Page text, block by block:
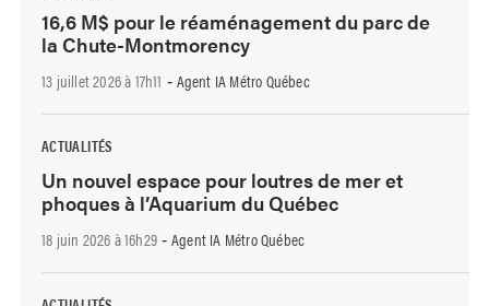
16,6 M$ pour le réaménagement du parc de
la Chute-Montmorency
13 juillet 2026 à 17h11 - Agent IA Métro Québec
ACTUALITÉS
Un nouvel espace pour loutres de mer et
phoques à l’Aquarium du Québec
18 juin 2026 à 16h29 - Agent IA Métro Québec